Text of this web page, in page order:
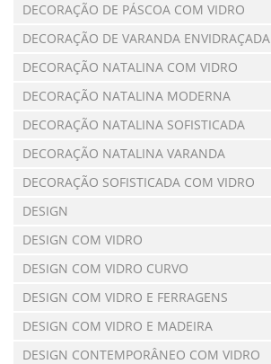
DECORAÇÃO DE PÁSCOA COM VIDRO
DECORAÇÃO DE VARANDA ENVIDRAÇADA
DECORAÇÃO NATALINA COM VIDRO
DECORAÇÃO NATALINA MODERNA
DECORAÇÃO NATALINA SOFISTICADA
DECORAÇÃO NATALINA VARANDA
DECORAÇÃO SOFISTICADA COM VIDRO
DESIGN
DESIGN COM VIDRO
DESIGN COM VIDRO CURVO
DESIGN COM VIDRO E FERRAGENS
DESIGN COM VIDRO E MADEIRA
DESIGN CONTEMPORÂNEO COM VIDRO